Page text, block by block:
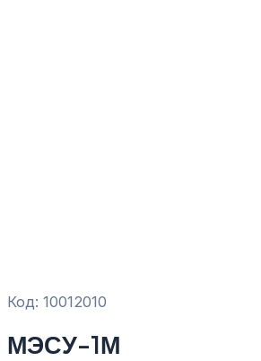
Код: 10012010
МЭСУ-1М